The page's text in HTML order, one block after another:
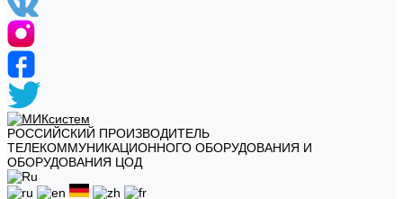
РОССИЙСКИЙ ПРОИЗВОДИТЕЛЬ
ТЕЛЕКОММУНИКАЦИОННОГО ОБОРУДОВАНИЯ И
ОБОРУДОВАНИЯ ЦОД